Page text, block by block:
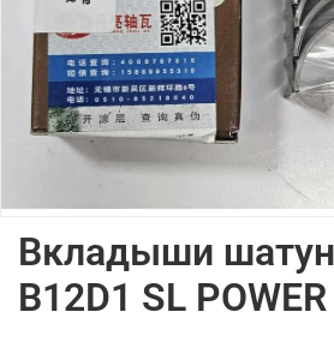
Вкладыши шатунные +0.50
B12D1 SL POWER